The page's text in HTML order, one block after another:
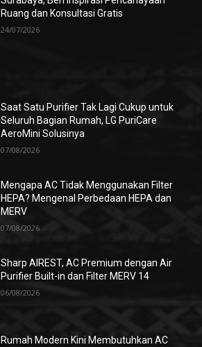
Ruang dan Konsultasi Gratis
24/07/2026
Saat Satu Purifier Tak Lagi Cukup untuk
Seluruh Bagian Rumah, LG PuriCare
AeroMini Solusinya
07/08/2026
Mengapa AC Tidak Menggunakan Filter
HEPA? Mengenal Perbedaan HEPA dan
MERV
07/08/2026
Sharp AIREST, AC Premium dengan Air
Purifier Built-in dan Filter MERV 14
06/08/2026
Rumah Modern Kini Membutuhkan AC